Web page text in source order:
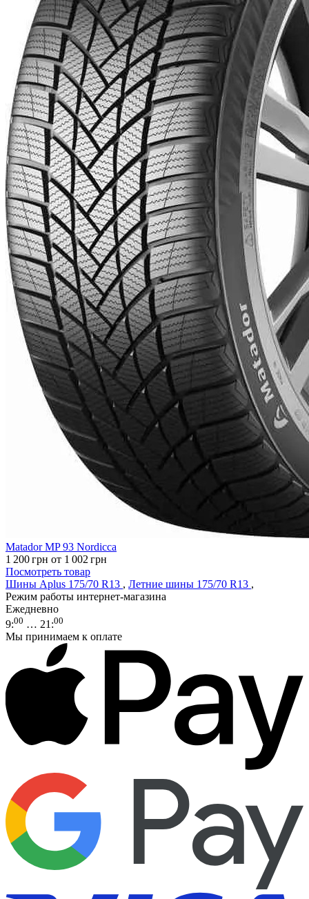
Matador MP 93 Nordicca
1 200грн от 1 002 грн
Посмотреть товар
Шины Aplus 175/70 R13 , Летние шины 175/70 R13 ,
Режим работы интернет-магазина
Ежедневно
9:00 … 21:00
Мы принимаем к оплате